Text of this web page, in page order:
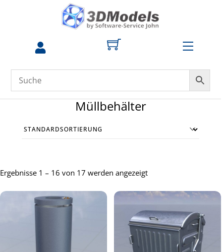
zum
Menu
Müllbehälter
Ergebnisse 1 – 16 von 17 werden angezeigt